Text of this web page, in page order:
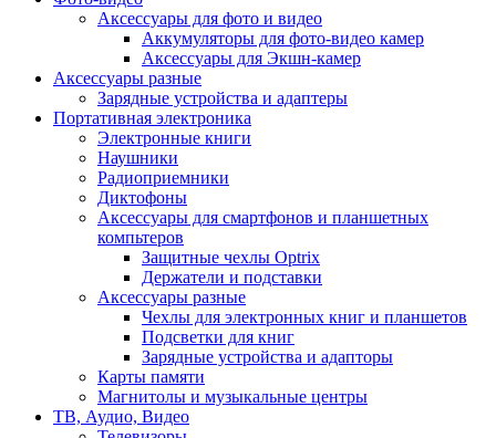
Аксессуары для фото и видео
Аккумуляторы для фото-видео камер
Аксессуары для Экшн-камер
Аксессуары разные
Зарядные устройства и адаптеры
Портативная электроника
Электронные книги
Наушники
Радиоприемники
Диктофоны
Аксессуары для смартфонов и планшетных
компьтеров
Защитные чехлы Optrix
Держатели и подставки
Аксессуары разные
Чехлы для электронных книг и планшетов
Подсветки для книг
Зарядные устройства и адапторы
Карты памяти
Магнитолы и музыкальные центры
ТВ, Аудио, Видео